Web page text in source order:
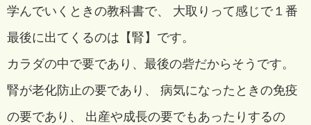
学んでいくときの教科書で、 大取りって感じで１番
最後に出てくるのは【腎】です。
カラダの中で要であり、最後の砦だからそうです。
腎が老化防止の要であり、 病気になったときの免疫
の要であり、 出産や成長の要でもあったりするの